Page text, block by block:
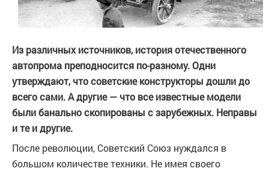
Из различных источников, история отечественного
автопрома преподносится по-разному. Одни
утверждают, что советские конструкторы дошли до
всего сами. А другие — что все известные модели
были банально скопированы с зарубежных. Неправы
и те и другие.
После революции, Советский Союз нуждался в
большом количестве техники. Не имея своего